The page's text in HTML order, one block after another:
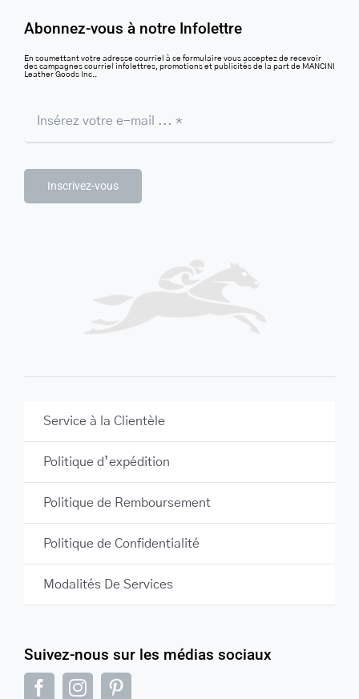
Suivez-nous sur les médias sociaux
Abonnez-vous à notre Infolettre
En soumettant votre adresse courriel à ce formulaire vous acceptez de recevoir
des campagnes courriel infolettres, promotions et publicités de la part de MANCINI
Leather Goods Inc..
Inscrivez-vous
Service à la Clientèle
Politique d’expédition
Politique de Remboursement
Politique de Confidentialité
Modalités De Services